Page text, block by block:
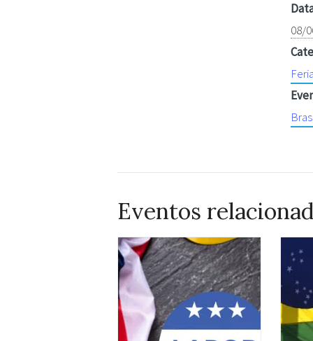
08/
Eventos